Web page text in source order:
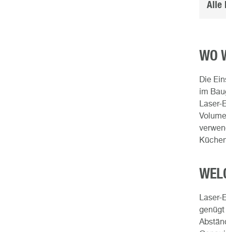
Alle
WO
Die
im
Laser-
Laser-
genügt